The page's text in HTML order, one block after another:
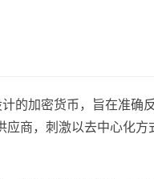
的加密货币，旨在准确
应商，刺激以去中心化